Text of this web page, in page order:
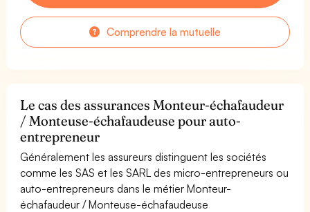
Comprendre la mutuelle
Le cas des assurances Monteur-échafaudeur
/ Monteuse-échafaudeuse pour auto-
entrepreneur
Généralement les assureurs distinguent les sociétés
comme les SAS et les SARL des micro-entrepreneurs ou
auto-entrepreneurs dans le métier Monteur-
échafaudeur / Monteuse-échafaudeuse